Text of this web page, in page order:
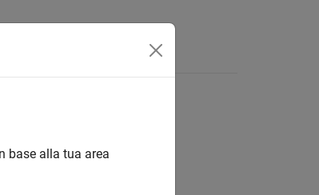
base alla tua area